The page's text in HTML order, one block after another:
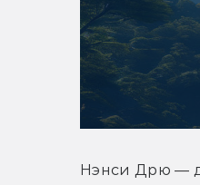
Нэнси Дрю —